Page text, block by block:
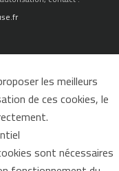
les meilleurs
de ces cookies, le
sont nécessaires